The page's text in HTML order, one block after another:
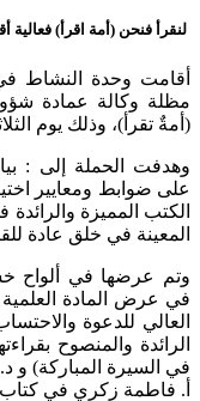
لنقرأ فنحن (أمة اقرأ) فعالية
أقامت وحدة النشاط
مظلة وكالة عمادة
(أمةٌ تقرأ)، وذلك يوم الثلاثاء، 3/7/1439هـ ، في بانوراما
وهدفت الحملة إلى :
على ضوابط ومعايير
الكتب المميزة
المعينة في خلق عادة
وتم عرضها في ألواح
في عرض المادة
العالي للدعوة
الرائدة والمنصوح
في السيرة المباركة) و
أ. فاطمة زكري في كتاب